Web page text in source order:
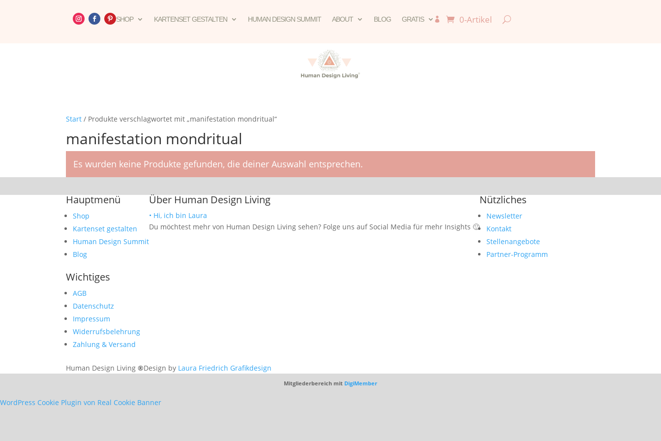
SHOP KARTENSET GESTALTEN HUMAN DESIGN SUMMIT ABOUT BLOG GRATIS  0-Artikel
Start / Produkte verschlagwortet mit „manifestation mondritual“
manifestation mondritual
Es wurden keine Produkte gefunden, die deiner Auswahl entsprechen.
Hauptmenü
Shop
Kartenset gestalten
Human Design Summit
Blog
Über Human Design Living
• Hi, ich bin Laura
Du möchtest mehr von Human Design Living sehen? Folge uns auf Social Media für mehr Insights 🙂
Nützliches
Newsletter
Kontakt
Stellenangebote
Partner-Programm
Wichtiges
AGB
Datenschutz
Impressum
Widerrufsbelehrung
Zahlung & Versand
Human Design Living®Design by Laura Friedrich Grafikdesign
Mitgliederbereich mit DigiMember
WordPress Cookie Plugin von Real Cookie Banner